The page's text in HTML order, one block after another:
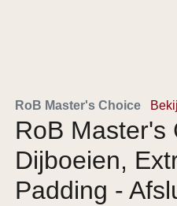
RoB Master's Choice
RoB Master's
Dijboeien,
Padding -